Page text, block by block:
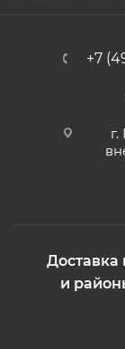
+7
Доставка
и